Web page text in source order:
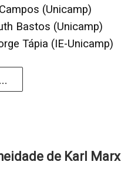
(Unicamp)
Bastos (Unicamp)
Tápia (IE-Unicamp)
de Karl Marx